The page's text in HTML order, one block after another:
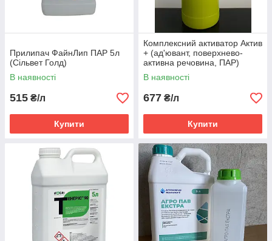
Прилипач ФайнЛип ПАР 5л
(Сільвет Голд)
В наявності
515 ₴/л
Купити
Комплексний активатор Актив
+ (ад'ювант, поверхнево-
активна речовина, ПАР)
В наявності
677 ₴/л
Купити